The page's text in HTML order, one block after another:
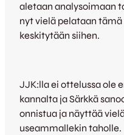
aletaan analysoimaan
nyt vielä pelataan
keskitytään siihen.
JJK:lla ei ottelussa ole
kannalta ja Särkkä
onnistua ja näyttää
useammallekin taholle.